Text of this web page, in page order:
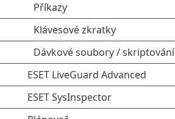
Příkazy
Klávesové zkratky
Dávkové soubory / skriptování
ESET LiveGuard Advanced
ESET SysInspector